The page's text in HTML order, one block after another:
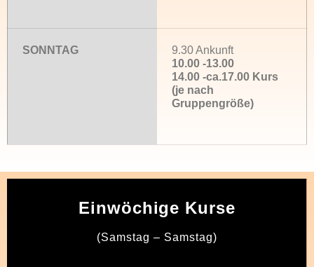
SONNTAG
9.30 Ankunft
10.00 -13.00
14.00 -ca.17.00 Kurs
(je nach
Gruppengröße)
Einwöchige Kurse
(Samstag – Samstag)